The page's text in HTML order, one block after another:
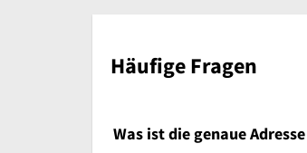
Häufige Fragen
Was ist die genaue